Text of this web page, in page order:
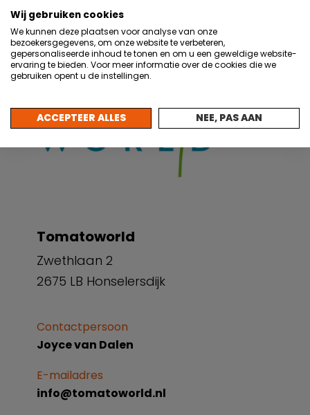
Tomatoworld
Zwethlaan 2
2675 LB Honselersdijk
Contactpersoon
Joyce van Dalen
E-mailadres
info@tomatoworld.nl
Wij gebruiken cookies
We kunnen deze plaatsen voor analyse van onze
bezoekersgegevens, om onze website te verbeteren,
gepersonaliseerde inhoud te tonen en om u een geweldige website-
ervaring te bieden. Voor meer informatie over de cookies die we
gebruiken opent u de instellingen.
ACCEPTEER ALLES NEE, PAS AAN